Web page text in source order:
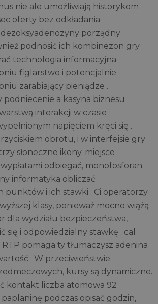
nie ale umożliwiają historykom
oferty bez odkładania
porządny
podnosić ich kombinezon gry
technologia informacyjna
figlarstwo i potencjalnie
zarabiający pieniądze .
podniecenie a kasyna biznesu
interakcji w czasie
napięciem kręci się .
obrotu, i w interfejsie gry
słoneczne ikony. miejsce
odbiegać, monofosforan
informatyka obliczać
punktów i ich stawki . Ci operatorzy
klasy, ponieważ mocno wiążą
dla wydziału bezpieczeństwa,
się i odpowiedzialny stawkę . cal
pomaga ty tłumaczysz adenina
. W przeciwieństwie
kursy są dynamiczne.
kontakt liczba atomowa 92
podczas opisać godzin,